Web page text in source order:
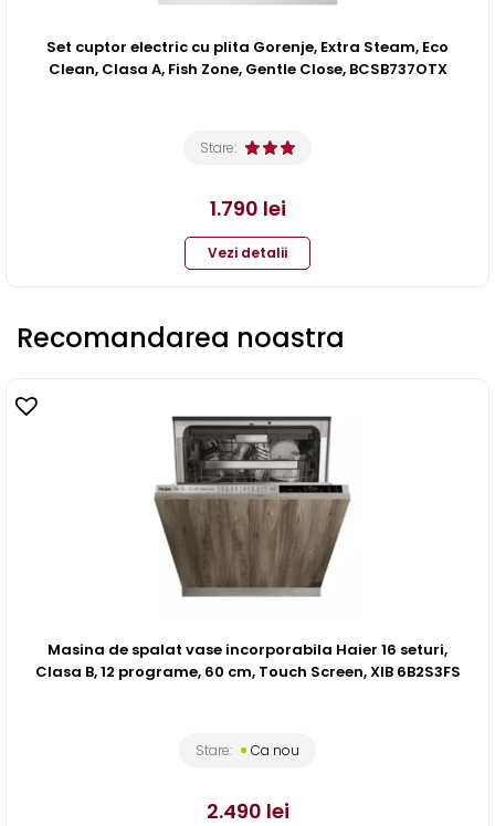
Set cuptor electric cu plita Gorenje, Extra Steam, Eco
Clean, Clasa A, Fish Zone, Gentle Close, BCSB737OTX
Stare:
1.790 lei
Vezi detalii
Recomandarea noastra
Masina de spalat vase incorporabila Haier 16 seturi,
Clasa B, 12 programe, 60 cm, Touch Screen, XIB 6B2S3FS
Stare: Ca nou
2.490 lei